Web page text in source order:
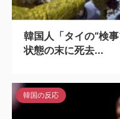
韓国人「タイの“検
状態の末に死去...
韓国の反応